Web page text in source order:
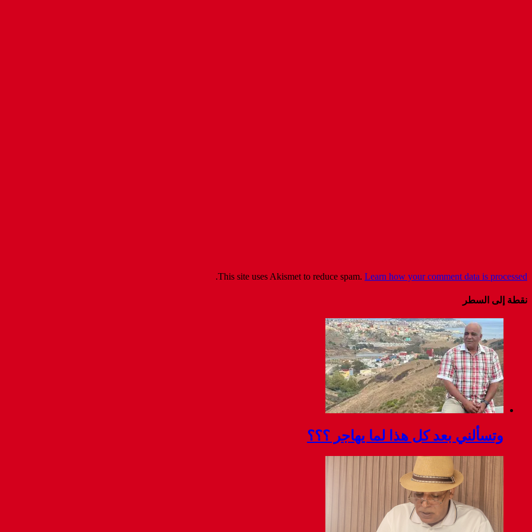
This site uses Akismet to reduce spam. Learn how your comment data is processed
.
نقطة إلى السطر
وتسألني بعد كل هذا لما يهاجر ؟؟؟